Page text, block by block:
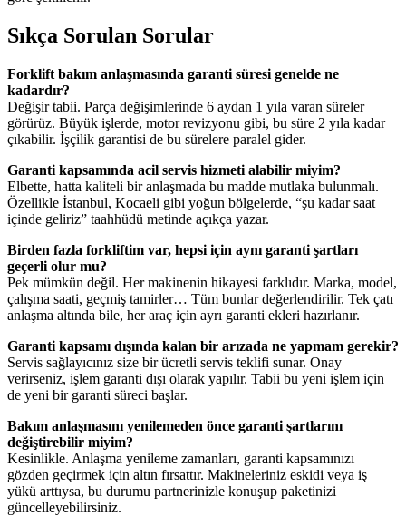
Sıkça Sorulan Sorular
Forklift bakım anlaşmasında garanti süresi genelde ne
kadardır?
Değişir tabii. Parça değişimlerinde 6 aydan 1 yıla varan süreler
görürüz. Büyük işlerde, motor revizyonu gibi, bu süre 2 yıla kadar
çıkabilir. İşçilik garantisi de bu sürelere paralel gider.
Garanti kapsamında acil servis hizmeti alabilir miyim?
Elbette, hatta kaliteli bir anlaşmada bu madde mutlaka bulunmalı.
Özellikle İstanbul, Kocaeli gibi yoğun bölgelerde, “şu kadar saat
içinde geliriz” taahhüdü metinde açıkça yazar.
Birden fazla forkliftim var, hepsi için aynı garanti şartları
geçerli olur mu?
Pek mümkün değil. Her makinenin hikayesi farklıdır. Marka, model,
çalışma saati, geçmiş tamirler… Tüm bunlar değerlendirilir. Tek çatı
anlaşma altında bile, her araç için ayrı garanti ekleri hazırlanır.
Garanti kapsamı dışında kalan bir arızada ne yapmam gerekir?
Servis sağlayıcınız size bir ücretli servis teklifi sunar. Onay
verirseniz, işlem garanti dışı olarak yapılır. Tabii bu yeni işlem için
de yeni bir garanti süreci başlar.
Bakım anlaşmasını yenilemeden önce garanti şartlarını
değiştirebilir miyim?
Kesinlikle. Anlaşma yenileme zamanları, garanti kapsamınızı
gözden geçirmek için altın fırsattır. Makineleriniz eskidi veya iş
yükü arttıysa, bu durumu partnerinizle konuşup paketinizi
güncelleyebilirsiniz.